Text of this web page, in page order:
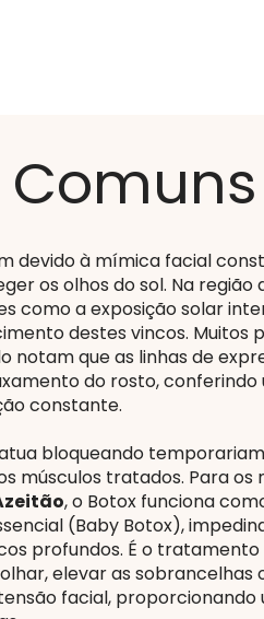
devido à mímica facial
os olhos do sol. Na região
como a exposição solar
destes vincos. Muitos
notam que as linhas de
do rosto,
constante.
bloqueando
músculos tratados. Para os
, o Botox funciona
(Baby Botox),
profundos. É o
elevar as sobrancelhas
facial, proporcionando